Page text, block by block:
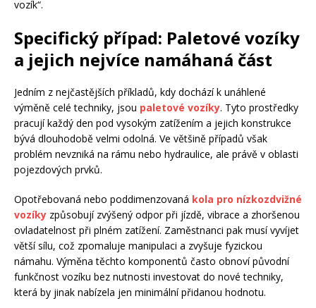
vozík“.
Specifický případ: Paletové vozíky
a jejich nejvíce namáhaná část
Jedním z nejčastějších příkladů, kdy dochází k unáhlené
výměně celé techniky, jsou paletové vozíky. Tyto prostředky
pracují každý den pod vysokým zatížením a jejich konstrukce
bývá dlouhodobě velmi odolná. Ve většině případů však
problém nevzniká na rámu nebo hydraulice, ale právě v oblasti
pojezdových prvků.
Opotřebovaná nebo poddimenzovaná kola pro nízkozdvižné
vozíky způsobují zvýšený odpor při jízdě, vibrace a zhoršenou
ovladatelnost při plném zatížení. Zaměstnanci pak musí vyvíjet
větší sílu, což zpomaluje manipulaci a zvyšuje fyzickou
námahu. Výměna těchto komponentů často obnoví původní
funkčnost vozíku bez nutnosti investovat do nové techniky,
která by jinak nabízela jen minimální přidanou hodnotu.